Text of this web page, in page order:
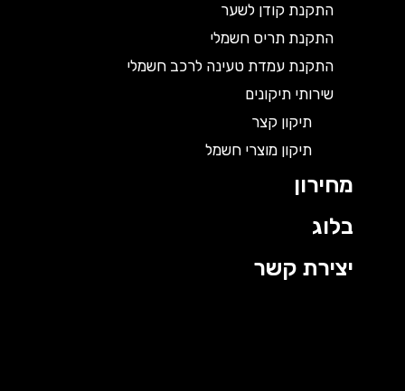
התקנת קודן לשער
התקנת תריס חשמלי
התקנת עמדת טעינה לרכב חשמלי
שירותי תיקונים
תיקון קצר
תיקון מוצרי חשמל
מחירון
בלוג
יצירת קשר